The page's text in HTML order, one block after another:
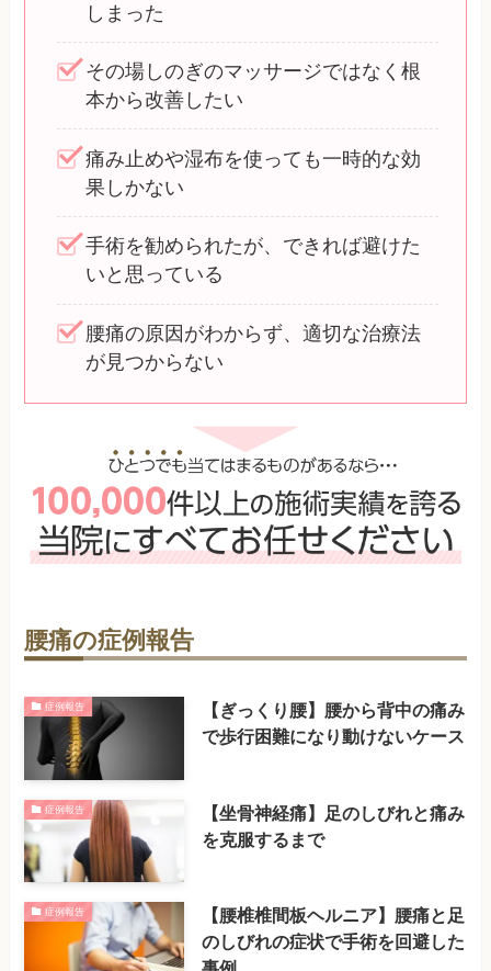
しまった
その場しのぎのマッサージではなく根
本から改善したい
痛み止めや湿布を使っても一時的な効
果しかない
手術を勧められたが、できれば避けた
いと思っている
腰痛の原因がわからず、適切な治療法
が見つからない
腰痛の症例報告
症例報告
【ぎっくり腰】腰から背中の痛み
で歩行困難になり動けないケース
症例報告
【坐骨神経痛】足のしびれと痛み
を克服するまで
症例報告
【腰椎椎間板ヘルニア】腰痛と足
のしびれの症状で手術を回避した